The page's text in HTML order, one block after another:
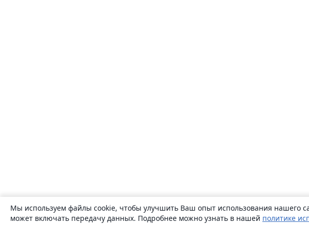
Мы используем файлы cookie, чтобы улучшить Ваш опыт использования нашего
может включать передачу данных. Подробнее можно узнать в нашей политике